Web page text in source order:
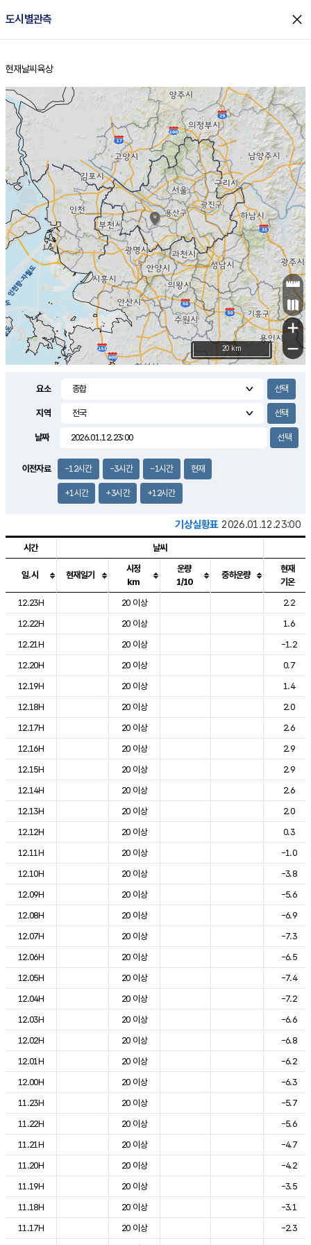
도시별관측 close
홈
현재날씨 육상
+
−
20 km
요소
지역
날짜
이전자료 -12시간 -3시간 -1시간 현재
+1시간 +3시간 +12시간
기상실황표 2026.01.12.23:00
도시별 기상실황표로 지점, 날씨, 기온, 강수, 바람, 기압등을 안내한 표입
시간 날씨
일.시 현재일기
시정
km
운량
1/10
중하운량
현재
기온
12.23H
20 이상
2.2
12.22H
20 이상
1.6
12.21H
20 이상
-1.2
12.20H
20 이상
0.7
12.19H
20 이상
1.4
12.18H
20 이상
2.0
12.17H
20 이상
2.6
12.16H
20 이상
2.9
12.15H
20 이상
2.9
12.14H
20 이상
2.6
12.13H
20 이상
2.0
12.12H
20 이상
0.3
12.11H
20 이상
-1.0
12.10H
20 이상
-3.8
12.09H
20 이상
-5.6
12.08H
20 이상
-6.9
12.07H
20 이상
-7.3
12.06H
20 이상
-6.5
12.05H
20 이상
-7.4
12.04H
20 이상
-7.2
12.03H
20 이상
-6.6
12.02H
20 이상
-6.8
12.01H
20 이상
-6.2
12.00H
20 이상
-6.3
11.23H
20 이상
-5.7
11.22H
20 이상
-5.6
11.21H
20 이상
-4.7
11.20H
20 이상
-4.2
11.19H
20 이상
-3.5
11.18H
20 이상
-3.1
11.17H
20 이상
-2.3